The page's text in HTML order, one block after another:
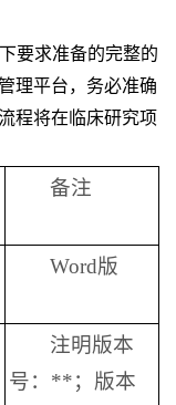
要求准备的完整的
理平台，务必准确
程将在临床研究项
备注
Word版
注明版本
号：**；版本